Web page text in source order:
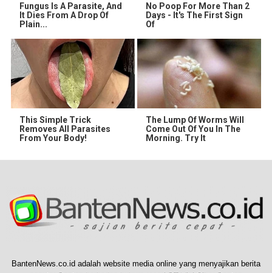
Fungus Is A Parasite, And
It Dies From A Drop Of
Plain...
No Poop For More Than 2
Days - It's The First Sign
Of
This Simple Trick
Removes All Parasites
From Your Body!
The Lump Of Worms Will
Come Out Of You In The
Morning. Try It
BantenNews.co.id adalah website media online yang menyajikan berita